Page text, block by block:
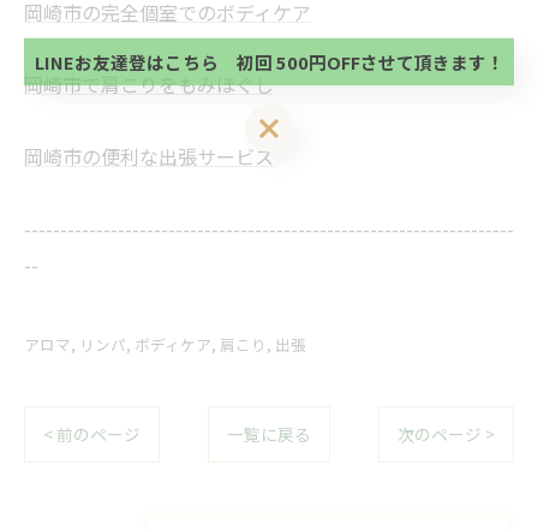
岡崎市の完全個室でのボディケア
岡崎市で肩こりをもみほぐし
岡崎市の便利な出張サービス
--------------------------------------------------------------------
--
アロマ リンパ ボディケア 肩こり 出張
< 前のページ 一覧に戻る 次のページ >
当サロンの公式LINE@にお友達登録頂いたお客様は
初回 500円OFFさせて頂きます。 既に 追加済の
方、不必要な方 お手数ですが、✖印でお閉じ下さ
い。
LINEお友達登はこちら 初回 500円OFFさせて頂きます！
い。
LINEお友達登はこちら 初回 500円OFFさせて頂きます！